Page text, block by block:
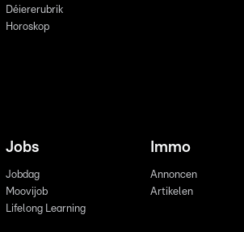
Déiererubrik
Horoskop
Jobs
Jobdag
Moovijob
Lifelong Learning
Immo
Annoncen
Artikelen